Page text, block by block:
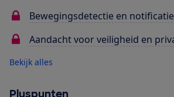
Bewegingsdetectie en
Aandacht voor veiligheid en
Bekijk alles